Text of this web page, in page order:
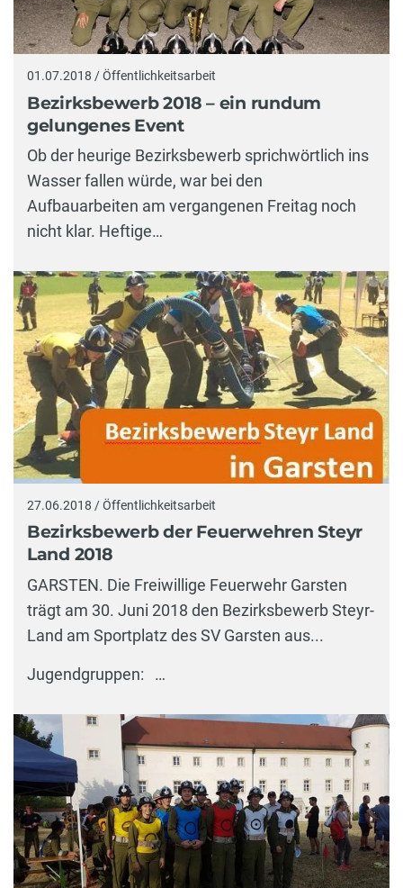
01.07.2018 / Öffentlichkeitsarbeit
Bezirksbewerb 2018 – ein rundum
gelungenes Event
Ob der heurige Bezirksbewerb sprichwörtlich ins
Wasser fallen würde, war bei den
Aufbauarbeiten am vergangenen Freitag noch
nicht klar. Heftige…
27.06.2018 / Öffentlichkeitsarbeit
Bezirksbewerb der Feuerwehren Steyr
Land 2018
GARSTEN. Die Freiwillige Feuerwehr Garsten
trägt am 30. Juni 2018 den Bezirksbewerb Steyr-
Land am Sportplatz des SV Garsten aus...
Jugendgruppen: …